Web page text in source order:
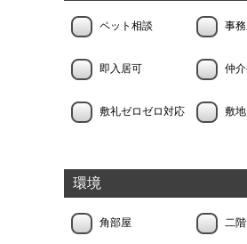
ペット相談 事
即入居可 仲
敷礼ゼロゼロ対応 敷
環境
角部屋 二